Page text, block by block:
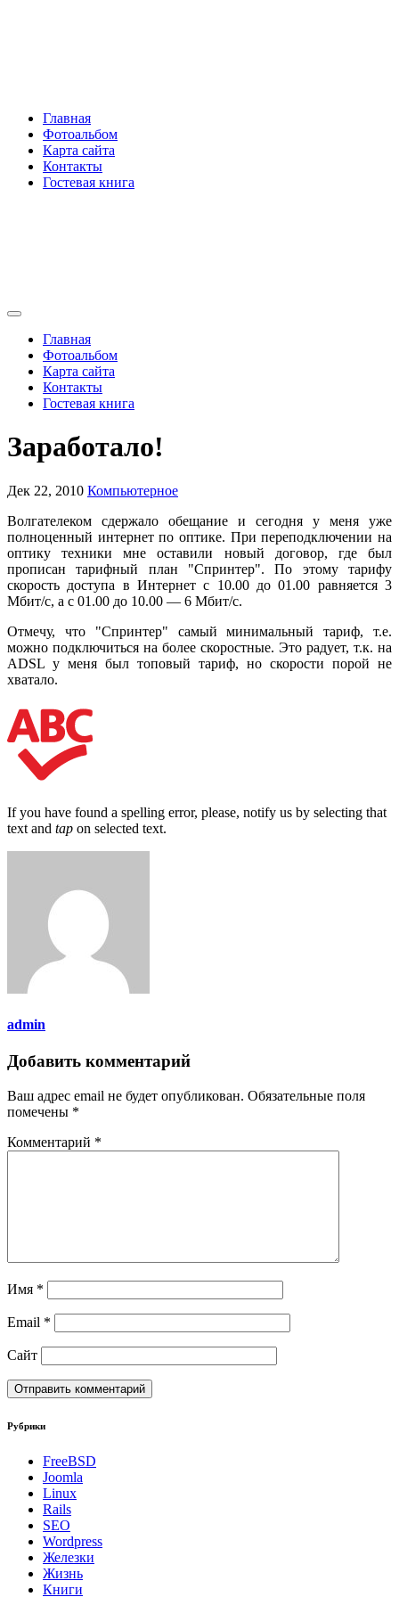
Главная
Фотоальбом
Карта сайта
Контакты
Гостевая книга
Главная
Фотоальбом
Карта сайта
Контакты
Гостевая книга
Заработало!
Дек 22, 2010 Компьютерное
Волгателеком сдержало обещание и сегодня у меня уже
полноценный интернет по оптике. При переподключении на
оптику техники мне оставили новый договор, где был
прописан тарифный план "Спринтер". По этому тарифу
скорость доступа в Интернет с 10.00 до 01.00 равняется 3
Мбит/с, а с 01.00 до 10.00 — 6 Мбит/с.
Отмечу, что "Спринтер" самый минимальный тариф, т.е.
можно подключиться на более скоростные. Это радует, т.к. на
ADSL у меня был топовый тариф, но скорости порой не
хватало.
If you have found a spelling error, please, notify us by selecting that
text and tap on selected text.
admin
Добавить комментарий
Ваш адрес email не будет опубликован. Обязательные поля
помечены *
Комментарий *
Имя *
Email *
Сайт
Рубрики
FreeBSD
Joomla
Linux
Rails
SEO
Wordpress
Железки
Жизнь
Книги